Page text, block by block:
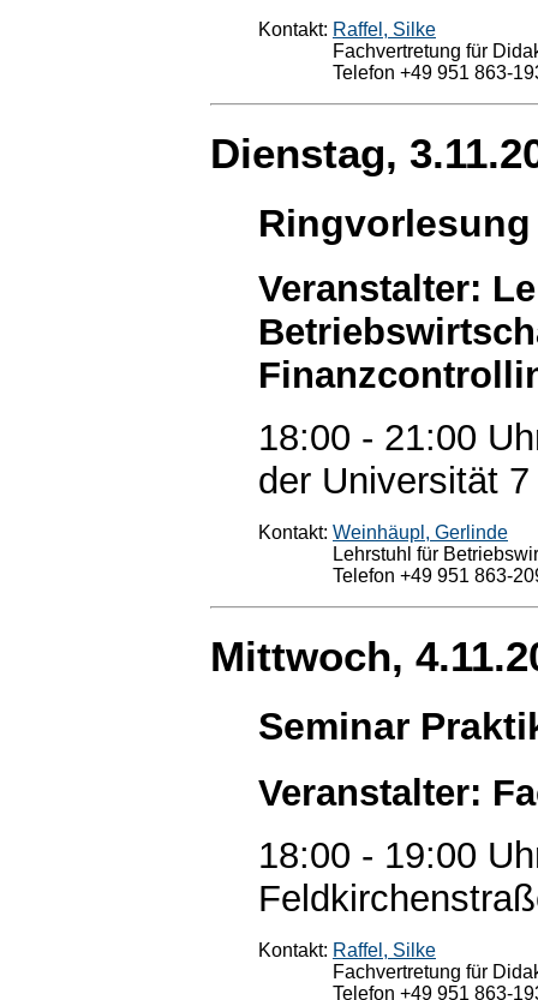
Kontakt: Raffel, Silke
Fachvertretung für
Telefon +49 951 863-
Dienstag,
Veranstalter:
18:00 - 21:00
der Universität 7
Kontakt: Weinhäupl, Gerlinde
Lehrstuhl für
Telefon +49 951 863-
Mittwoch,
Seminar
Veranstalter:
18:00 - 19:00
Kontakt: Raffel, Silke
Fachvertretung für
Telefon +49 951 863-